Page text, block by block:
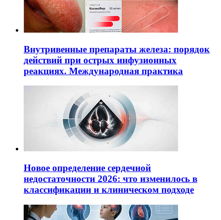
Внутривенные препараты железа: порядок
действий при острых инфузионных
реакциях. Международная практика
Новое определение сердечной
недостаточности 2026: что изменилось в
классификации и клиническом подходе